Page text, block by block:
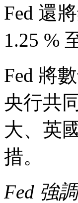
Fed 還
1.25 %
Fed 將
央行共
大、英
措。
Fed 強